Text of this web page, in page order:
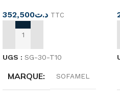
د.ت352,500 TTC
AJOUTER AU PANIER
UGS : SG-30-T10
MARQUE SOFAMEL